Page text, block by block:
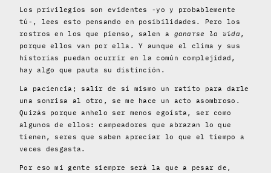
Los privilegios son evidentes -yo y probablemente
tú-, lees esto pensando en posibilidades. Pero los
rostros en los que pienso, salen a ganarse la vida ,
porque ellos van por ella. Y aunque el clima y sus
historias puedan ocurrir en la común complejidad,
hay algo que pauta su distinción.
La paciencia; salir de sí mismo un ratito para darle
una sonrisa al otro, se me hace un acto asombroso.
Quizás porque anhelo ser menos egoísta, ser como
algunos de ellos: campeadores que abrazan lo que
tienen, seres que saben apreciar lo que el tiempo a
veces desgasta.
Por eso mi gente siempre será la que a pesar de,